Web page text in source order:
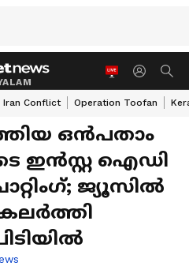
Iran Conflict Operation Toofan
ഒൻപതാം
ഇൻസ്റ്റ ഐഡി
ജ്യൂസിൽ